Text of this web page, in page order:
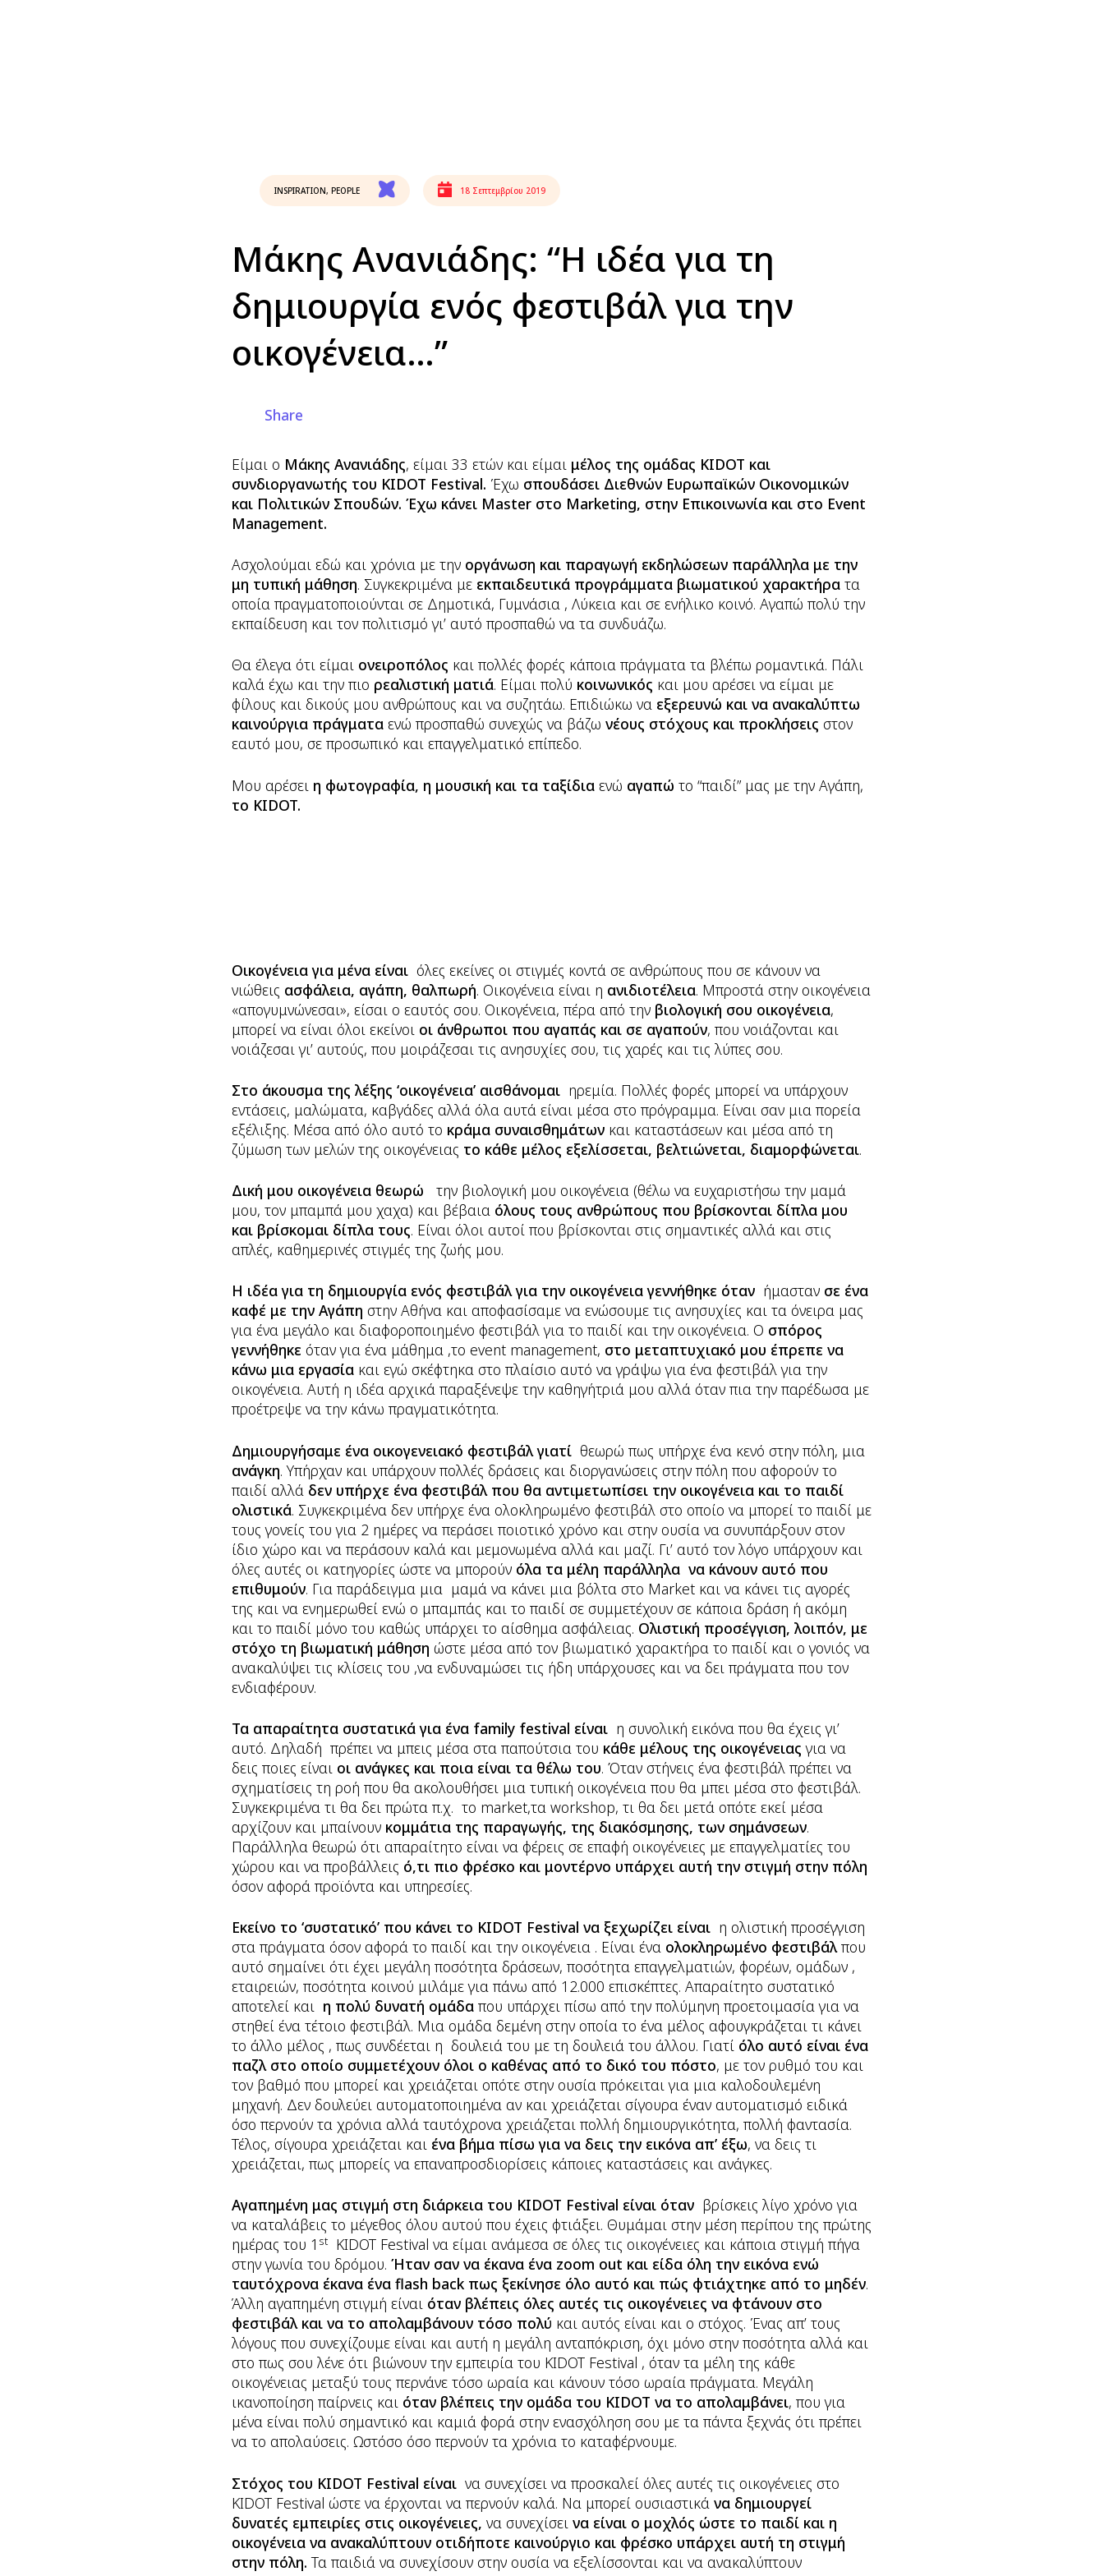
INSPIRATION, PEOPLE 18 Σεπτεμβρίου 2019
Μάκης Ανανιάδης: “Η ιδέα για τη
δημιουργία ενός φεστιβάλ για την
οικογένεια…”
Share
Είμαι ο Μάκης Ανανιάδης, είμαι 33 ετών και είμαι μέλος της ομάδας KIDOT και
συνδιοργανωτής του KIDOT Festival. Έχω σπουδάσει Διεθνών Ευρωπαϊκών Οικονομικών
και Πολιτικών Σπουδών. Έχω κάνει Master στο Marketing, στην Επικοινωνία και στο Event
Management.
Ασχολούμαι εδώ και χρόνια με την οργάνωση και παραγωγή εκδηλώσεων παράλληλα με την
μη τυπική μάθηση. Συγκεκριμένα με εκπαιδευτικά προγράμματα βιωματικού χαρακτήρα τα
οποία πραγματοποιούνται σε Δημοτικά, Γυμνάσια , Λύκεια και σε ενήλικο κοινό. Αγαπώ πολύ την
εκπαίδευση και τον πολιτισμό γι’ αυτό προσπαθώ να τα συνδυάζω.
Θα έλεγα ότι είμαι ονειροπόλος και πολλές φορές κάποια πράγματα τα βλέπω ρομαντικά. Πάλι
καλά έχω και την πιο ρεαλιστική ματιά. Είμαι πολύ κοινωνικός και μου αρέσει να είμαι με
φίλους και δικούς μου ανθρώπους και να συζητάω. Επιδιώκω να εξερευνώ και να ανακαλύπτω
καινούργια πράγματα ενώ προσπαθώ συνεχώς να βάζωνέους στόχους και προκλήσεις στον
εαυτό μου, σε προσωπικό και επαγγελματικό επίπεδο.
Μου αρέσει η φωτογραφία, η μουσική και τα ταξίδια ενώ αγαπώ το “παιδί” μας με την Αγάπη,
το KIDOT.
Οικογένεια για μένα είναι όλες εκείνες οι στιγμές κοντά σε ανθρώπους που σε κάνουν να
νιώθεις ασφάλεια, αγάπη, θαλπωρή. Οικογένεια είναι η ανιδιοτέλεια. Μπροστά στην οικογένεια
«απογυμνώνεσαι», είσαι ο εαυτός σου. Οικογένεια, πέρα από την βιολογική σου οικογένεια,
μπορεί να είναι όλοι εκείνοι οι άνθρωποι που αγαπάς και σε αγαπούν, που νοιάζονται και
νοιάζεσαι γι’ αυτούς, που μοιράζεσαι τις ανησυχίες σου, τις χαρές και τις λύπες σου.
Στο άκουσμα της λέξης ‘οικογένεια’ αισθάνομαι ηρεμία. Πολλές φορές μπορεί να υπάρχουν
εντάσεις, μαλώματα, καβγάδες αλλά όλα αυτά είναι μέσα στο πρόγραμμα. Είναι σαν μια πορεία
εξέλιξης. Μέσα από όλο αυτό το κράμα συναισθημάτων και καταστάσεων και μέσα από τη
ζύμωση των μελών της οικογένειας το κάθε μέλος εξελίσσεται, βελτιώνεται, διαμορφώνεται.
Δική μου οικογένεια θεωρώ την βιολογική μου οικογένεια (θέλω να ευχαριστήσω την μαμά
μου, τον μπαμπά μου χαχα) και βέβαια όλους τους ανθρώπους που βρίσκονται δίπλα μου
και βρίσκομαι δίπλα τους. Είναι όλοι αυτοί που βρίσκονται στις σημαντικές αλλά και στις
απλές, καθημερινές στιγμές της ζωής μου.
Η ιδέα για τη δημιουργία ενός φεστιβάλ για την οικογένεια γεννήθηκε όταν ήμασταν σε ένα
καφέ με την Αγάπη στην Αθήνα και αποφασίσαμε να ενώσουμε τις ανησυχίες και τα όνειρα μας
για ένα μεγάλο και διαφοροποιημένο φεστιβάλ για το παιδί και την οικογένεια. Ο σπόρος
γεννήθηκε όταν για ένα μάθημα ,το event management, στο μεταπτυχιακό μου έπρεπε να
κάνω μια εργασία και εγώ σκέφτηκα στο πλαίσιο αυτό να γράψω για ένα φεστιβάλ για την
οικογένεια. Αυτή η ιδέα αρχικά παραξένεψε την καθηγήτριά μου αλλά όταν πια την παρέδωσα με
προέτρεψε να την κάνω πραγματικότητα.
Δημιουργήσαμε ένα οικογενειακό φεστιβάλ γιατί θεωρώ πως υπήρχε ένα κενό στην πόλη, μια
ανάγκη. Υπήρχαν και υπάρχουν πολλές δράσεις και διοργανώσεις στην πόλη που αφορούν το
παιδί αλλά δεν υπήρχε ένα φεστιβάλ που θα αντιμετωπίσει την οικογένεια και το παιδί
ολιστικά. Συγκεκριμένα δεν υπήρχε ένα ολοκληρωμένο φεστιβάλ στο οποίο να μπορεί το παιδί με
τους γονείς του για 2 ημέρες να περάσει ποιοτικό χρόνο και στην ουσία να συνυπάρξουν στον
ίδιο χώρο και να περάσουν καλά και μεμονωμένα αλλά και μαζί. Γι’ αυτό τον λόγο υπάρχουν και
όλες αυτές οι κατηγορίες ώστε να μπορούν όλα τα μέλη παράλληλα να κάνουν αυτό που
επιθυμούν. Για παράδειγμα μια μαμά να κάνει μια βόλτα στο Market και να κάνει τις αγορές
της και να ενημερωθεί ενώ ο μπαμπάς και το παιδί σε συμμετέχουν σε κάποια δράση ή ακόμη
και το παιδί μόνο του καθώς υπάρχει το αίσθημα ασφάλειας. Ολιστική προσέγγιση, λοιπόν, με
στόχο τη βιωματική μάθηση ώστε μέσα από τον βιωματικό χαρακτήρα το παιδί και ο γονιός να
ανακαλύψει τις κλίσεις του ,να ενδυναμώσει τις ήδη υπάρχουσες και να δει πράγματα που τον
ενδιαφέρουν.
Τα απαραίτητα συστατικά για ένα family festival είναι η συνολική εικόνα που θα έχεις γι’
αυτό. Δηλαδή πρέπει να μπεις μέσα στα παπούτσια του κάθε μέλους της οικογένειας για να
δεις ποιες είναι οι ανάγκες και ποια είναι τα θέλω του. Όταν στήνεις ένα φεστιβάλ πρέπει να
σχηματίσεις τη ροή που θα ακολουθήσει μια τυπική οικογένεια που θα μπει μέσα στο φεστιβάλ.
Συγκεκριμένα τι θα δει πρώτα π.χ. το market,τα workshop, τι θα δει μετά οπότε εκεί μέσα
αρχίζουν και μπαίνουν κομμάτια της παραγωγής, της διακόσμησης, των σημάνσεων.
Παράλληλα θεωρώ ότι απαραίτητο είναι να φέρεις σε επαφή οικογένειες με επαγγελματίες του
χώρου και να προβάλλεις ό,τι πιο φρέσκο και μοντέρνο υπάρχει αυτή την στιγμή στην πόλη
όσον αφορά προϊόντα και υπηρεσίες.
Εκείνο το ‘συστατικό’ που κάνει το KIDOT Festival να ξεχωρίζει είναι η ολιστική προσέγγιση
στα πράγματα όσον αφορά το παιδί και την οικογένεια . Είναι ένα ολοκληρωμένο φεστιβάλπου
αυτό σημαίνει ότι έχει μεγάλη ποσότητα δράσεων, ποσότητα επαγγελματιών, φορέων, ομάδων ,
εταιρειών, ποσότητα κοινού μιλάμε για πάνω από 12.000 επισκέπτες. Απαραίτητο συστατικό
αποτελεί και η πολύ δυνατή ομάδα που υπάρχει πίσω από την πολύμηνη προετοιμασία για να
στηθεί ένα τέτοιο φεστιβάλ. Μια ομάδα δεμένη στην οποία το ένα μέλος αφουγκράζεται τι κάνει
το άλλο μέλος , πως συνδέεται η δουλειά του με τη δουλειά του άλλου. Γιατί όλο αυτό είναι ένα
παζλ στο οποίο συμμετέχουν όλοι ο καθένας από το δικό του πόστο, με τον ρυθμό του και
τον βαθμό που μπορεί και χρειάζεται οπότε στην ουσία πρόκειται για μια καλοδουλεμένη
μηχανή. Δεν δουλεύει αυτοματοποιημένα αν και χρειάζεται σίγουρα έναν αυτοματισμό ειδικά
όσο περνούν τα χρόνια αλλά ταυτόχρονα χρειάζεται πολλή δημιουργικότητα, πολλή φαντασία.
Τέλος, σίγουρα χρειάζεται και ένα βήμα πίσω για να δεις την εικόνα απ’ έξω, να δεις τι
χρειάζεται, πως μπορείς να επαναπροσδιορίσεις κάποιες καταστάσεις και ανάγκες.
Αγαπημένη μας στιγμή στη διάρκεια του KIDOT Festival είναι όταν βρίσκεις λίγο χρόνο για
να καταλάβεις το μέγεθος όλου αυτού που έχεις φτιάξει. Θυμάμαι στην μέση περίπου της πρώτης
ημέρας του 1 st
KIDOT Festival να είμαι ανάμεσα σε όλες τις οικογένειες και κάποια στιγμή πήγα
στην γωνία του δρόμου. Ήταν σαν να έκανα ένα zoom out και είδα όλη την εικόνα ενώ
ταυτόχρονα έκανα ένα flash back πως ξεκίνησε όλο αυτό και πώς φτιάχτηκε από το μηδέν.
Άλλη αγαπημένη στιγμή είναι όταν βλέπεις όλες αυτές τις οικογένειες να φτάνουν στο
φεστιβάλ και να το απολαμβάνουν τόσο πολύ και αυτός είναι και ο στόχος. Ένας απ’ τους
λόγους που συνεχίζουμε είναι και αυτή η μεγάλη ανταπόκριση, όχι μόνο στην ποσότητα αλλά και
στο πως σου λένε ότι βιώνουν την εμπειρία του KIDOT Festival , όταν τα μέλη της κάθε
οικογένειας μεταξύ τους περνάνε τόσο ωραία και κάνουν τόσο ωραία πράγματα. Μεγάλη
ικανοποίηση παίρνεις και όταν βλέπεις την ομάδα του KIDOT να το απολαμβάνει, που για
μένα είναι πολύ σημαντικό και καμιά φορά στην ενασχόληση σου με τα πάντα ξεχνάς ότι πρέπει
να το απολαύσεις. Ωστόσο όσο περνούν τα χρόνια το καταφέρνουμε.
Στόχος του KIDOT Festival είναι να συνεχίσει να προσκαλεί όλες αυτές τις οικογένειες στο
KIDOT Festival ώστε να έρχονται να περνούν καλά. Να μπορεί ουσιαστικάνα δημιουργεί
δυνατές εμπειρίες στις οικογένειες, να συνεχίσεινα είναι ο μοχλός ώστε το παιδί και η
οικογένεια να ανακαλύπτουν οτιδήποτε καινούργιο και φρέσκο υπάρχει αυτή τη στιγμή
στην πόλη. Τα παιδιά να συνεχίσουν στην ουσία να εξελίσσονται και να ανακαλύπτουν